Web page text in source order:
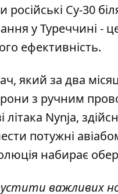
Су-30
у Туреччині -
ефективність.
який за два
з ручним
Nynja,
потужні
набирає
важливих